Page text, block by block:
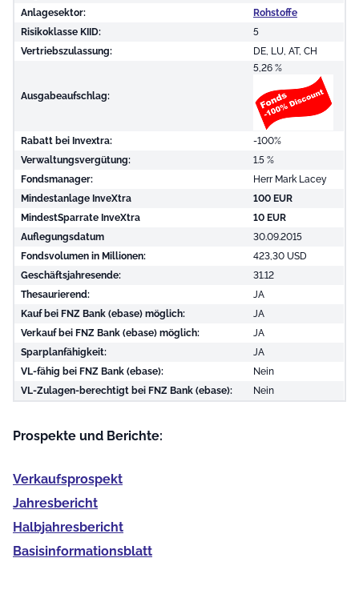
Anlagesektor:
Rohstoffe
Risikoklasse KIID:
5
Vertriebszulassung:
DE, LU, AT, CH
Ausgabeaufschlag:
5,26 %
Rabatt bei Invextra:
-100%
Verwaltungsvergütung:
1.5 %
Fondsmanager:
Herr Mark Lacey
Mindestanlage InveXtra
100 EUR
MindestSparrate InveXtra
10 EUR
Auflegungsdatum
30.09.2015
Fondsvolumen in Millionen:
423,30 USD
Geschäftsjahresende:
31.12
Thesaurierend:
JA
Kauf bei FNZ Bank (ebase) möglich:
JA
Verkauf bei FNZ Bank (ebase) möglich:
JA
Sparplanfähigkeit:
JA
VL-fähig bei FNZ Bank (ebase):
Nein
VL-Zulagen-berechtigt bei FNZ Bank (ebase):
Nein
Prospekte und Berichte:
Verkaufs­prospekt
Jahres­bericht
Halb­jahres­bericht
Basis­informationsblatt